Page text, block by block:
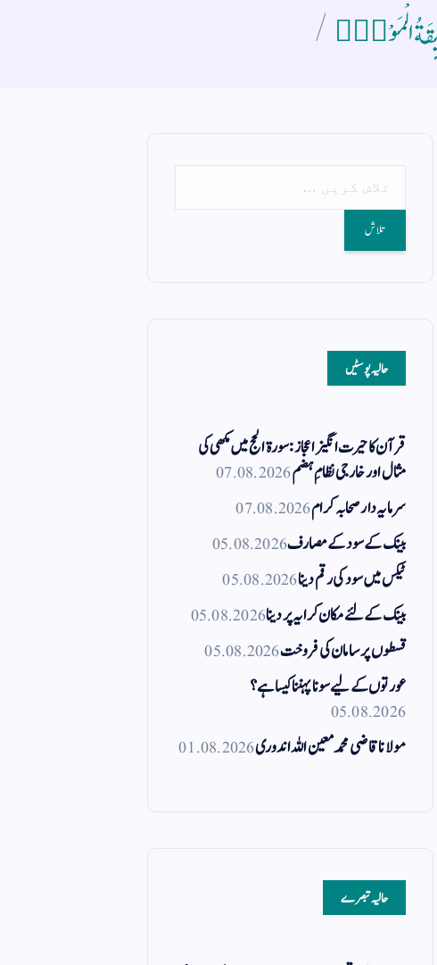
الْمَوْتِؕ
حالیہ پوسٹیں
قرآن کا حیرت انگیز اعجاز: سورۃ الحج میں مکھی کی
مثال اور خارجی نظامِ ہضم07.08.2026
سرمایہ دار صحابہ کرام07.08.2026
بینک کے سود کے مصارف05.08.2026
ٹیکس میں سود کی رقم دینا05.08.2026
بینک کے لئے مکان کرایہ پر دینا05.08.2026
قسطوں پر سامان کی فروخت05.08.2026
عورتوں کے لیے سونا پہننا کیسا ہے؟
05.08.2026
مولانا قاضی محمد معین اللہ اندوری01.08.2026
حالیہ تبصرے